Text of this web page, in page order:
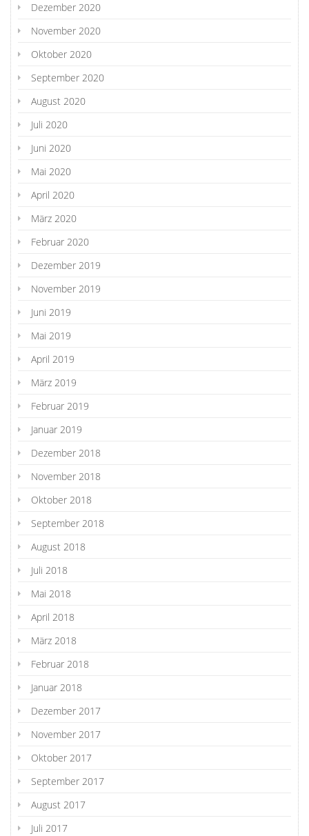
Dezember 2020
November 2020
Oktober 2020
September 2020
August 2020
Juli 2020
Juni 2020
Mai 2020
April 2020
März 2020
Februar 2020
Dezember 2019
November 2019
Juni 2019
Mai 2019
April 2019
März 2019
Februar 2019
Januar 2019
Dezember 2018
November 2018
Oktober 2018
September 2018
August 2018
Juli 2018
Mai 2018
April 2018
März 2018
Februar 2018
Januar 2018
Dezember 2017
November 2017
Oktober 2017
September 2017
August 2017
Juli 2017